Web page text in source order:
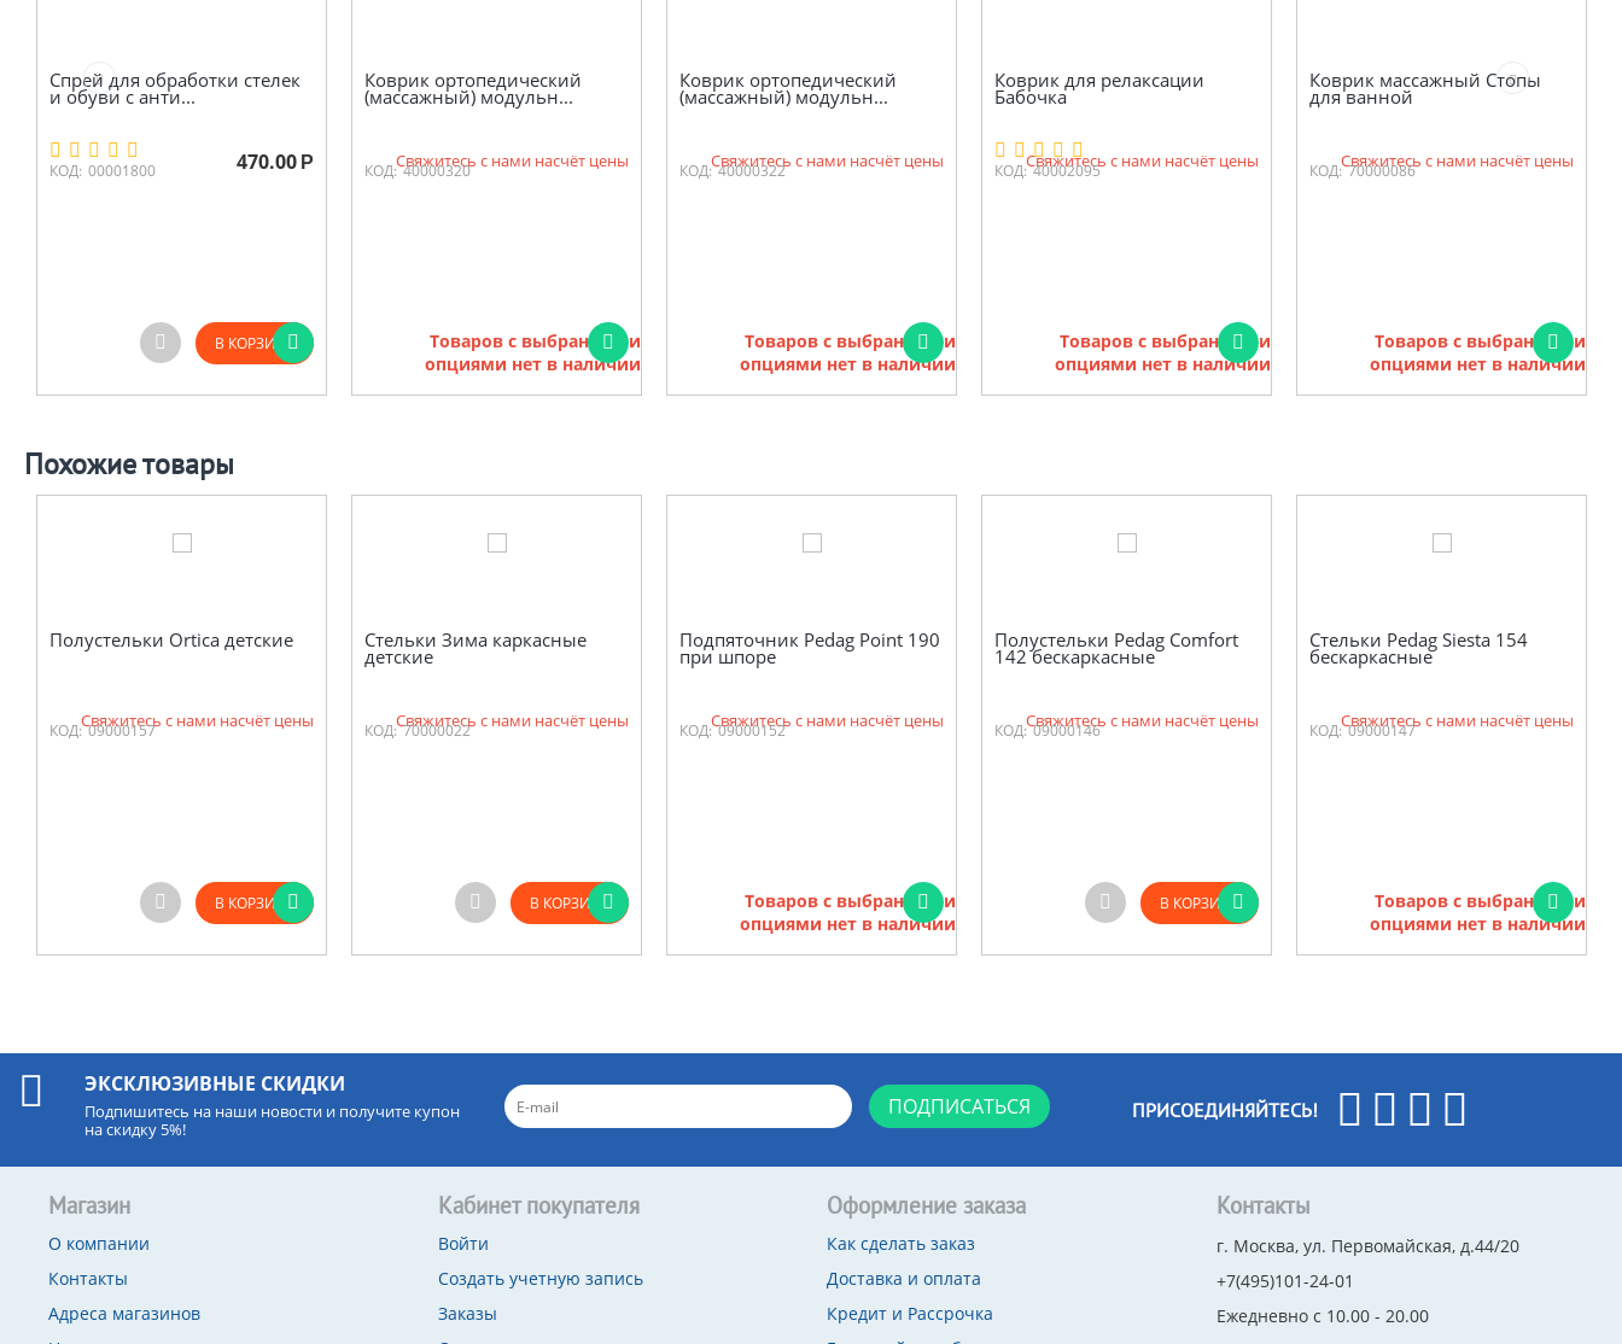
Спрей для обработки стелек
и обуви с анти...
КОД: 00001800 470.00 Р
В КОРЗИНУ
Коврик ортопедический
(массажный) модульн...
КОД: 40000320
Свяжитесь с нами насчёт цены
Товаров с выбранными
опциями нет в наличии
Коврик ортопедический
(массажный) модульн...
КОД: 40000322
Свяжитесь с нами насчёт цены
Товаров с выбранными
опциями нет в наличии
Коврик для релаксации
Бабочка
КОД: 40002095
Свяжитесь с нами насчёт цены
Товаров с выбранными
опциями нет в наличии
Коврик массажный Стопы
для ванной
КОД: 70000086
Свяжитесь с нами насчёт цены
Товаров с выбранными
опциями нет в наличии
Похожие товары
Полустельки Ortica детские
КОД: 09000157
Свяжитесь с нами насчёт цены
В КОРЗИНУ
Стельки Зима каркасные
детские
КОД: 70000022
Свяжитесь с нами насчёт цены
В КОРЗИНУ
Подпяточник Pedag Point 190
при шпоре
КОД: 09000152
Свяжитесь с нами насчёт цены
Товаров с выбранными
опциями нет в наличии
Полустельки Pedag Comfort
142 бескаркасные
КОД: 09000146
Свяжитесь с нами насчёт цены
В КОРЗИНУ
Стельки Pedag Siesta 154
бескаркасные
КОД: 09000147
Свяжитесь с нами насчёт цены
Товаров с выбранными
опциями нет в наличии
ЭКСКЛЮЗИВНЫЕ СКИДКИ
Подпишитесь на наши новости и получите купон
на скидку 5%!
ПОДПИСАТЬСЯ ПРИСОЕДИНЯЙТЕСЬ!
Магазин
О компании
Контакты
Адреса магазинов
Кабинет покупателя
Войти
Создать учетную запись
Заказы
Оформление заказа
Как сделать заказ
Доставка и оплата
Кредит и Рассрочка
Контакты
г. Москва, ул. Первомайская, д.44/20
+7(495)101-24-01
Ежедневно с 10.00 - 20.00